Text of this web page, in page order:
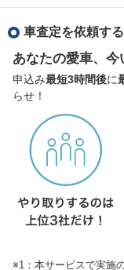
車査定を依頼する
あなたの愛車、今
申込み最短3時間後に
らせ！
※1：本サービスで実施